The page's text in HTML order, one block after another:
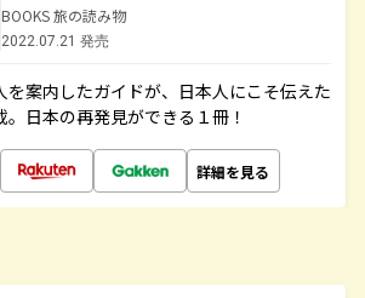
BOOKS 旅の読み物
2022.07.21 発売
を案内したガイドが、日本人にこそ伝えた
日本の再発見ができる１冊！
詳細を見る